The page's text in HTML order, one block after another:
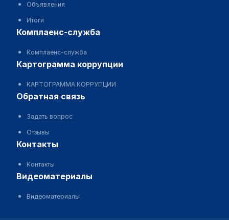
Объявления
Итоги
комплаенс-служба
Комплаенс-служба
картограмма коррупции
КАРТОГРАММА КОРРУПЦИИ
обратная связь
Задать вопрос
Отзывы
контакты
Контакты
видеоматериалы
Видеоматериалы